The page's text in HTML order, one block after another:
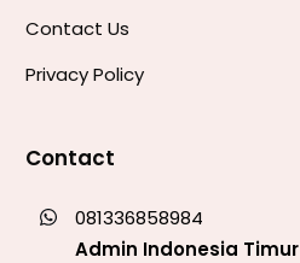
Contact Us
Privacy Policy
Contact
081336858984
Admin Indonesia Timur